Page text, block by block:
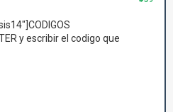
y escribir el codigo que